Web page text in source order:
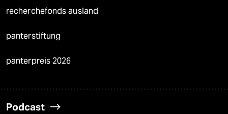
recherchefonds ausland
panterstiftung
panterpreis 2026
Podcast